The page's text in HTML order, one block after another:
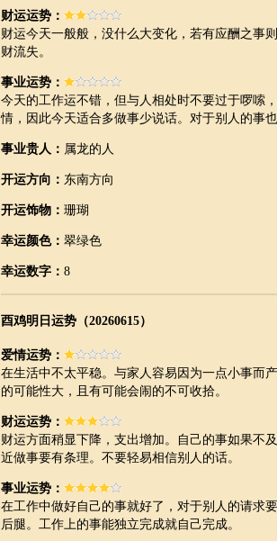
财运运势：
财运今天一般般，没什么大变化，若有应酬之事
财流失。
事业运势：
今天的工作运不错，但与人相处时不要过于啰嗦
情，因此今天适合多做事少说话。对于别人的事也
事业贵人： 属龙的人
开运方向： 东南方向
开运饰物： 珊瑚
幸运颜色： 翠绿色
幸运数字： 8
酉鸡明日运势（20260615）
爱情运势：
在生活中不太平稳。与家人容易因为一点小事而
的可能性大，且有可能会闹的不可收拾。
财运运势：
财运方面稍显下降，支出增加。自己的事如果不
近做事要有条理。不要轻易相信别人的话。
事业运势：
在工作中做好自己的事就好了，对于别人的请求
后腿。工作上的事能独立完成就自己完成。